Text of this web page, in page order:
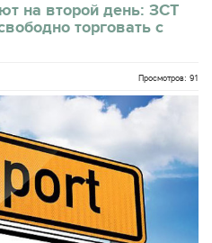
на второй день: ЗСТ
торговать с
Просмотров: 91